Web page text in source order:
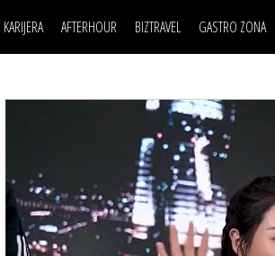
KARIJERA
USAVRŠAVANJE
KNOW-HOW
AFTERHOUR
STIL
WELLBEING
BIZTRAVEL GASTRO ZONA
POSAO
MOJ UGAO
FILM I SCENA
AUTO SVET
WELLBEING